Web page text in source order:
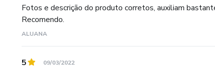
Fotos e descrição do produto corretos, auxiliam
Recomendo.
ALUANA
5 09/03/2022